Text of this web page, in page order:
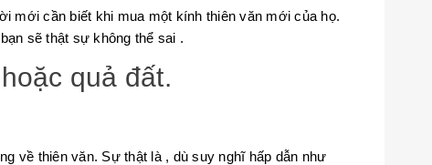
mới cần biết khi mua một kính thiên văn mới của họ.
sẽ thật sự không thể sai .
quả đất.
về thiên văn. Sự thật là , dù suy nghĩ hấp dẫn như